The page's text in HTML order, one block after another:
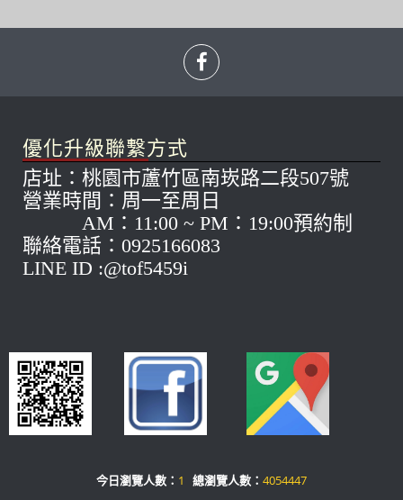
優化升級聯繫方式
店址：桃園市蘆竹區南崁路二段507號
營業時間：周一至周日
AM：11:00 ~ PM：19:00預約制
聯絡電話：0925166083
LINE ID :@tof5459i
今日瀏覽人數： 1 總瀏覽人數： 4054447